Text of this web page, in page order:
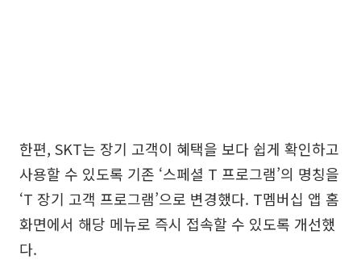
한편, SKT는 장기 고객이 혜택을 보다 쉽게 확인하고
사용할 수 있도록 기존 ‘스페셜 T 프로그램’의 명칭을
‘T 장기 고객 프로그램’으로 변경했다. T멤버십 앱 홈
화면에서 해당 메뉴로 즉시 접속할 수 있도록 개선했
다.